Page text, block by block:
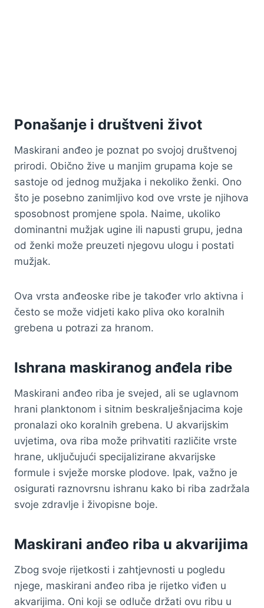
Ponašanje i društveni život
Maskirani anđeo je poznat po svojoj društvenoj
prirodi. Obično žive u manjim grupama koje se
sastoje od jednog mužjaka i nekoliko ženki. Ono
što je posebno zanimljivo kod ove vrste je njihova
sposobnost promjene spola. Naime, ukoliko
dominantni mužjak ugine ili napusti grupu, jedna
od ženki može preuzeti njegovu ulogu i postati
mužjak.
Ova vrsta anđeoske ribe je također vrlo aktivna i
često se može vidjeti kako pliva oko koralnih
grebena u potrazi za hranom.
Ishrana maskiranog anđela ribe
Maskirani anđeo riba je svejed, ali se uglavnom
hrani planktonom i sitnim beskralješnjacima koje
pronalazi oko koralnih grebena. U akvarijskim
uvjetima, ova riba može prihvatiti različite vrste
hrane, uključujući specijalizirane akvarijske
formule i svježe morske plodove. Ipak, važno je
osigurati raznovrsnu ishranu kako bi riba zadržala
svoje zdravlje i živopisne boje.
Maskirani anđeo riba u akvarijima
Zbog svoje rijetkosti i zahtjevnosti u pogledu
njege, maskirani anđeo riba je rijetko viđen u
akvarijima. Oni koji se odluče držati ovu ribu u